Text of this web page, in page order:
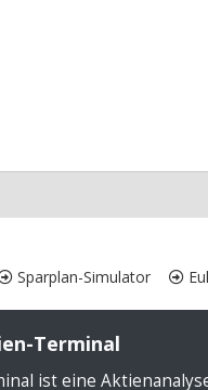
Sparplan-Simulator
Terminal
ist eine